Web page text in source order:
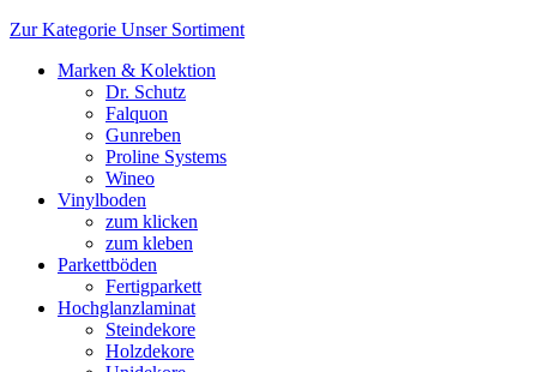
Zur Kategorie Unser Sortiment
Marken & Kolektion
Dr. Schutz
Falquon
Gunreben
Proline Systems
Wineo
Vinylboden
zum klicken
zum kleben
Parkettböden
Fertigparkett
Hochglanzlaminat
Steindekore
Holzdekore